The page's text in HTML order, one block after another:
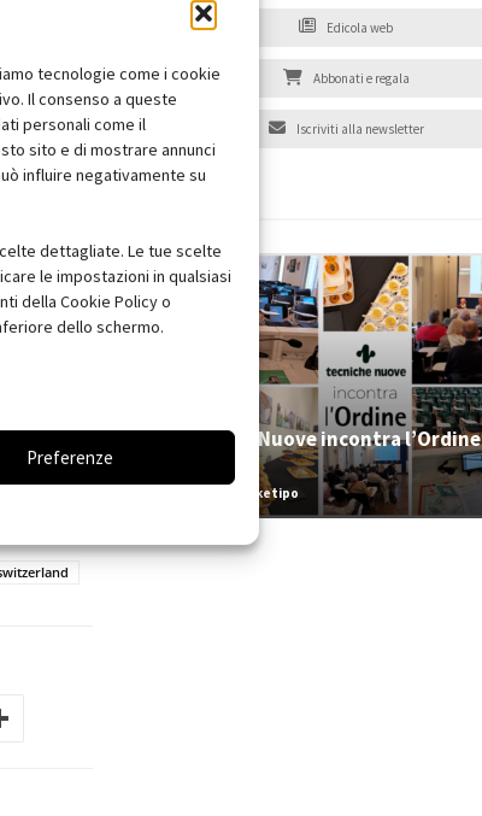
tecnologie come i cookie
Il consenso a queste
personali come il
sito e di mostrare annunci
influire negativamente su
dettagliate. Le tue scelte
le impostazioni in qualsiasi
della Cookie Policy o
dello schermo.
Preferenze
Edicola web
Abbonati e regala
Iscriviti alla newsletter
Tecniche Nuove incontra l’Ordine
Redazione Arketipo